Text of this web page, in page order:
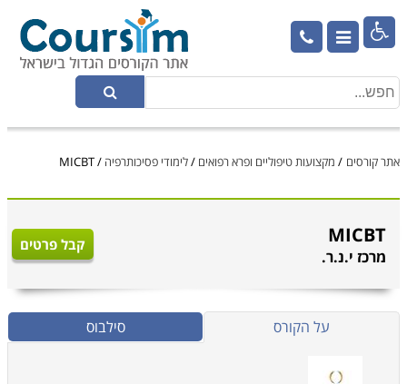

אתר קורסים / מקצועות טיפוליים ופרא רפואים /לימודי פסיכותרפיה /
MICBT
MICBT
מרכז י.נ.ר.
קבל פרטים
על הקורס סילבוס